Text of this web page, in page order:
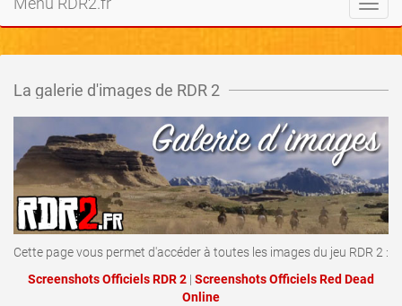
La galerie d'images de RDR 2
Cette page vous permet d'accéder à toutes les images du jeu RDR 2 :
Screenshots Officiels RDR 2 | Screenshots Officiels Red Dead
Online